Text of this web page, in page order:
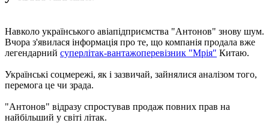
Навколо українського авіапідприємства "Антонов" знову шум.
Вчора з'явилася інформація про те, що компанія продала вже
легендарний суперлітак-вантажоперевізник "Мрія" Китаю.
Українські соцмережі, як і зазвичай, зайнялися аналізом того,
перемога це чи зрада.
"Антонов" відразу спростував продаж повних прав на
найбільший у світі літак.